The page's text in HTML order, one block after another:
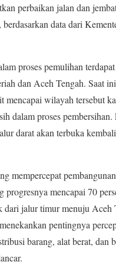
perbaikan jalan dan
data dari
proses pemulihan
dan Aceh Tengah. Saat
mencapai wilayah tersebut
dalam proses pembersihan.
darat akan terbuka
mempercepat
mencapai 70
dari jalur timur menuju Aceh
pentingnya
barang, alat berat, dan